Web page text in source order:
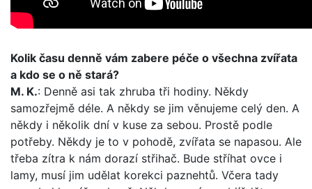
Kolik času denně vám zabere péče o všechna zvířata
a kdo se o ně stará?
M. K.: Denně asi tak zhruba tři hodiny. Někdy
samozřejmě déle. A někdy se jim věnujeme celý den. A
někdy i několik dní v kuse za sebou. Prostě podle
potřeby. Někdy je to v pohodě, zvířata se napasou. Ale
třeba zítra k nám dorazí střihač. Bude stříhat ovce i
lamy, musí jim udělat korekci paznehtů. Včera tady